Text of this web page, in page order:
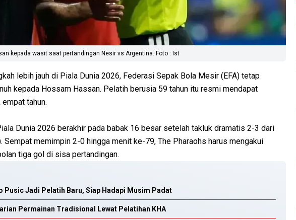
kepada wasit saat pertandingan Nesir vs Argentina. Foto : Ist
lebih jauh di Piala Dunia 2026, Federasi Sepak Bola Mesir (EFA) tetap
kepada Hossam Hassan. Pelatih berusia 59 tahun itu resmi mendapat
tahun.
Dunia 2026 berakhir pada babak 16 besar setelah takluk dramatis 2-3 dari
memimpin 2-0 hingga menit ke-79, The Pharaohs harus mengakui
tiga gol di sisa pertandingan.
Pusic Jadi Pelatih Baru, Siap Hadapi Musim Padat
Permainan Tradisional Lewat Pelatihan KHA